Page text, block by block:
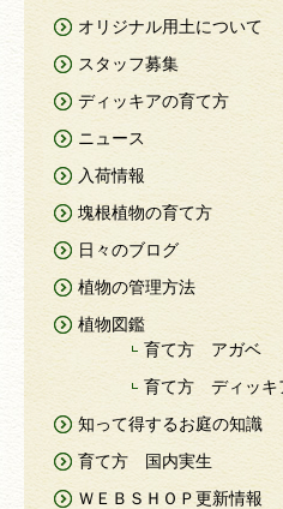
オリジナル用土について
スタッフ募集
ディッキアの育て方
ニュース
入荷情報
塊根植物の育て方
日々のブログ
植物の管理方法
植物図鑑
育て方 アガベ
育て方 ディッキ
知って得するお庭の知識
育て方 国内実生
ＷＥＢＳＨＯＰ更新情報